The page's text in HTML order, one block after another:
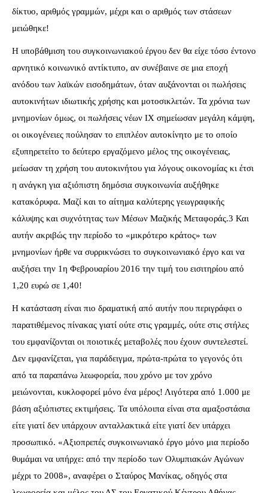
δίκτυο, αριθμός γραμμών, μέχρι και ο αριθμός των στάσεων
μειώθηκε!
Η υποβάθμιση του συγκοινωνιακού έργου δεν θα είχε τόσο έντονο
αρνητικό κοινωνικό αντίκτυπο, αν συνέβαινε σε μια εποχή
ανόδου των λαϊκών εισοδημάτων, όταν αυξάνονται οι πωλήσεις
αυτοκινήτων ιδιωτικής χρήσης και μοτοσικλετών. Τα χρόνια των
μνημονίων όμως, οι πωλήσεις νέων ΙΧ σημείωσαν μεγάλη κάμψη,
οι οικογένειες πούλησαν το επιπλέον αυτοκίνητο με το οποίο
εξυπηρετείτο το δεύτερο εργαζόμενο μέλος της οικογένειας,
μείωσαν τη χρήση του αυτοκινήτου για λόγους οικονομίας κι έτσι
η ανάγκη για αξιόπιστη δημόσια συγκοινωνία αυξήθηκε
κατακόρυφα. Μαζί και το αίτημα καλύτερης γεωγραφικής
κάλυψης και συχνότητας των Μέσων Μαζικής Μεταφοράς.3 Και
αυτήν ακριβώς την περίοδο το «μικρότερο κράτος» των
μνημονίων ήρθε να συρρικνώσει το συγκοινωνιακό έργο και να
αυξήσει την 1η Φεβρουαρίου 2016 την τιμή του εισιτηρίου από
1,20 ευρώ σε 1,40!
Η κατάσταση είναι πιο δραματική από αυτήν που περιγράφει ο
παρατιθέμενος πίνακας γιατί ούτε στις γραμμές, ούτε στις στήλες
του εμφανίζονται οι ποιοτικές μεταβολές που έχουν συντελεστεί.
Δεν εμφανίζεται, για παράδειγμα, πρώτα-πρώτα το γεγονός ότι
από τα παραπάνω λεωφορεία, που χρόνο με τον χρόνο
μειώνονται, κυκλοφορεί μόνο ένα μέρος! Λιγότερα από 1.000 με
βάση αξιόπιστες εκτιμήσεις. Τα υπόλοιπα είναι στα αμαξοστάσια
είτε γιατί δεν υπάρχουν ανταλλακτικά είτε γιατί δεν υπάρχει
προσωπικό. «Αξιοπρεπές συγκοινωνιακό έργο μόνο μια περίοδο
θυμάμαι να υπήρχε: από την περίοδο των Ολυμπιακών Αγώνων
μέχρι το 2008», αναφέρει ο Σταύρος Μανίκας, οδηγός στα